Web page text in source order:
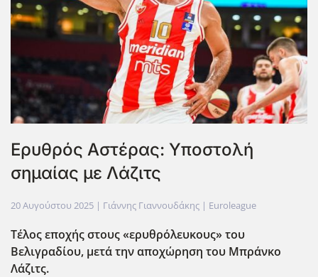
Ερυθρός Αστέρας: Υποστολή
σημαίας με Λάζιτς
20 Αυγούστου 2025 | Γιάννης Γιαννουδάκης | Euroleague
Τέλος εποχής στους «ερυθρόλευκους» του
Βελιγραδίου, μετά την αποχώρηση του Μπράνκο
Λάζιτς.